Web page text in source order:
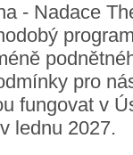
- Nadace
pro
fungovat v
lednu 2027.